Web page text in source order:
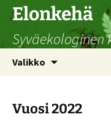
Siirry
sisältöön
Elonkehä
Valikko
Vuosi 2022